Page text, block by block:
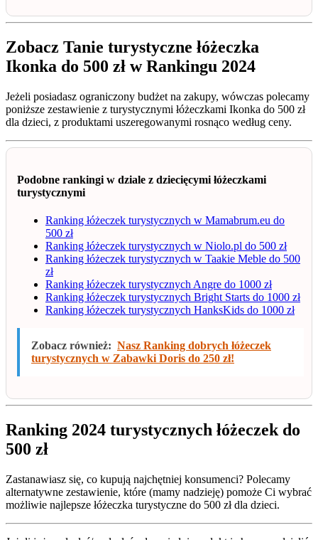
Zobacz Tanie turystyczne łóżeczka
Ikonka do 500 zł w Rankingu 2024
Jeżeli posiadasz ograniczony budżet na zakupy, wówczas polecamy
poniższe zestawienie z turystycznymi łóżeczkami Ikonka do 500 zł
dla dzieci, z produktami uszeregowanymi rosnąco według ceny.
Podobne rankingi w dziale z dziecięcymi łóżeczkami
turystycznymi
Ranking łóżeczek turystycznych w Mamabrum.eu do
500 zł
Ranking łóżeczek turystycznych w Niolo.pl do 500 zł
Ranking łóżeczek turystycznych w Taakie Meble do 500
zł
Ranking łóżeczek turystycznych Angre do 1000 zł
Ranking łóżeczek turystycznych Bright Starts do 1000 zł
Ranking łóżeczek turystycznych HanksKids do 1000 zł
Zobacz również: Nasz Ranking dobrych łóżeczek
turystycznych w Zabawki Doris do 250 zł!
Ranking 2024 turystycznych łóżeczek do
500 zł
Zastanawiasz się, co kupują najchętniej konsumenci? Polecamy
alternatywne zestawienie, które (mamy nadzieję) pomoże Ci wybrać
możliwie najlepsze łóżeczka turystyczne do 500 zł dla dzieci.